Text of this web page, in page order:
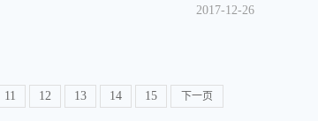
2017-12-26
11 12 13 14 15 下一页